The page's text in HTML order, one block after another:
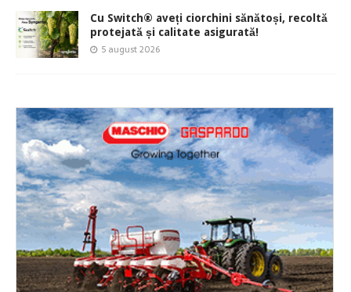
Cu Switch® aveți ciorchini sănătoși, recoltă
protejată și calitate asigurată!
5 august 2026